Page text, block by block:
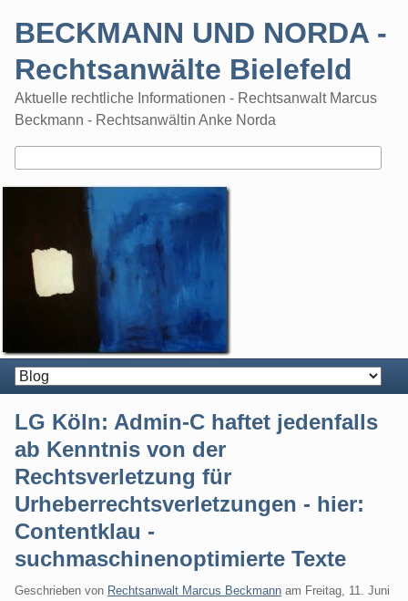
BECKMANN UND NORDA -
Rechtsanwälte Bielefeld
Aktuelle rechtliche Informationen - Rechtsanwalt Marcus
Beckmann - Rechtsanwältin Anke Norda
LG Köln: Admin-C haftet jedenfalls
ab Kenntnis von der
Rechtsverletzung für
Urheberrechtsverletzungen - hier:
Contentklau -
suchmaschinenoptimierte Texte
Geschrieben von Rechtsanwalt Marcus Beckmann am Freitag, 11. Juni